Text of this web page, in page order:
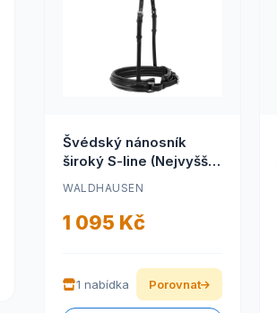
Švédský nánosník
široký S-line (Nejvyšší
kvalita kůže)
WALDHAUSEN
1 095 Kč
1 nabídka Porovnat